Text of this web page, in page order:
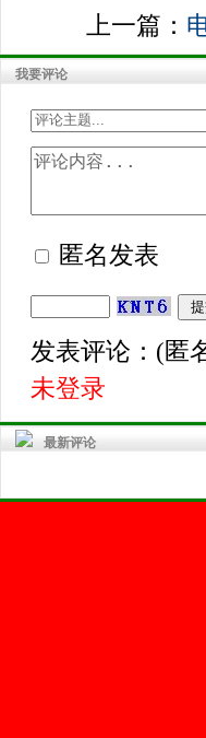
上一篇：
我要评论
匿名发表
发表评论：(匿
未登录
最新评论